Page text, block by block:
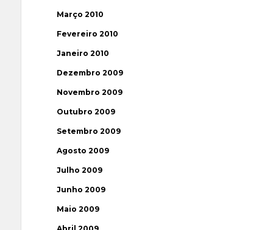
Março 2010
Fevereiro 2010
Janeiro 2010
Dezembro 2009
Novembro 2009
Outubro 2009
Setembro 2009
Agosto 2009
Julho 2009
Junho 2009
Maio 2009